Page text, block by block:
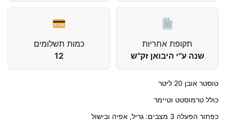
תקופת אחריות
שנה ע"י היבואן זק"ש
כמות תשלומים
12
טוסטר אובן 20 ליטר
כולל טרמוסטט וטיימר
כפתור הפעלה 3 מצבים: גריל, אפיה ובישול